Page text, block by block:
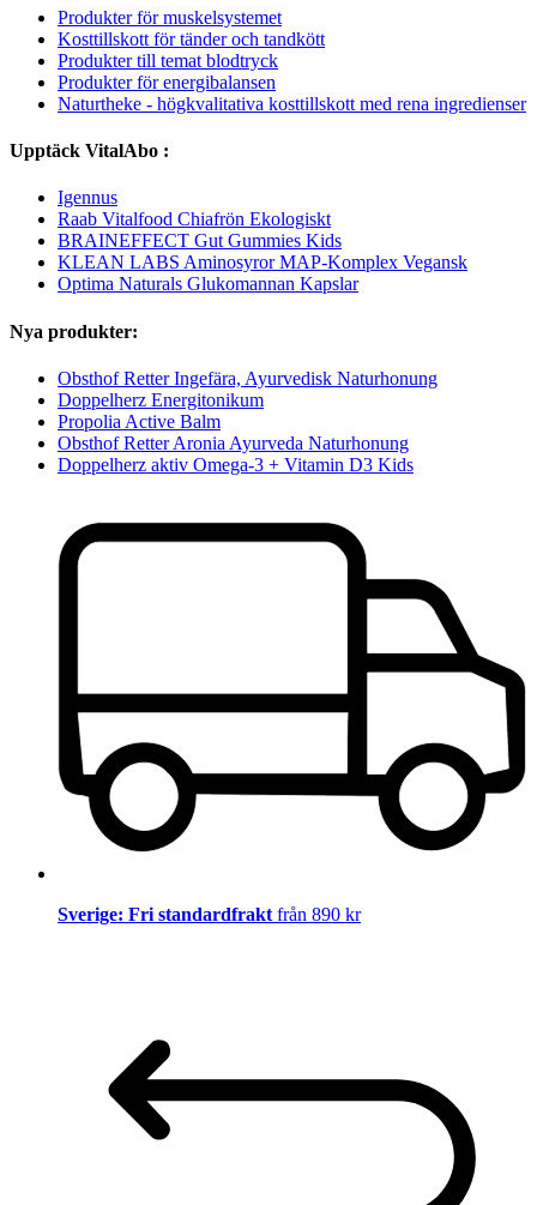
Produkter för muskelsystemet
Kosttillskott för tänder och tandkött
Produkter till temat blodtryck
Produkter för energibalansen
Naturtheke - högkvalitativa kosttillskott med rena ingredienser
Upptäck VitalAbo :
Igennus
Raab Vitalfood Chiafrön Ekologiskt
BRAINEFFECT Gut Gummies Kids
KLEAN LABS Aminosyror MAP-Komplex Vegansk
Optima Naturals Glukomannan Kapslar
Nya produkter:
Obsthof Retter Ingefära, Ayurvedisk Naturhonung
Doppelherz Energitonikum
Propolia Active Balm
Obsthof Retter Aronia Ayurveda Naturhonung
Doppelherz aktiv Omega-3 + Vitamin D3 Kids
Sverige: Fri standardfrakt från 890 kr